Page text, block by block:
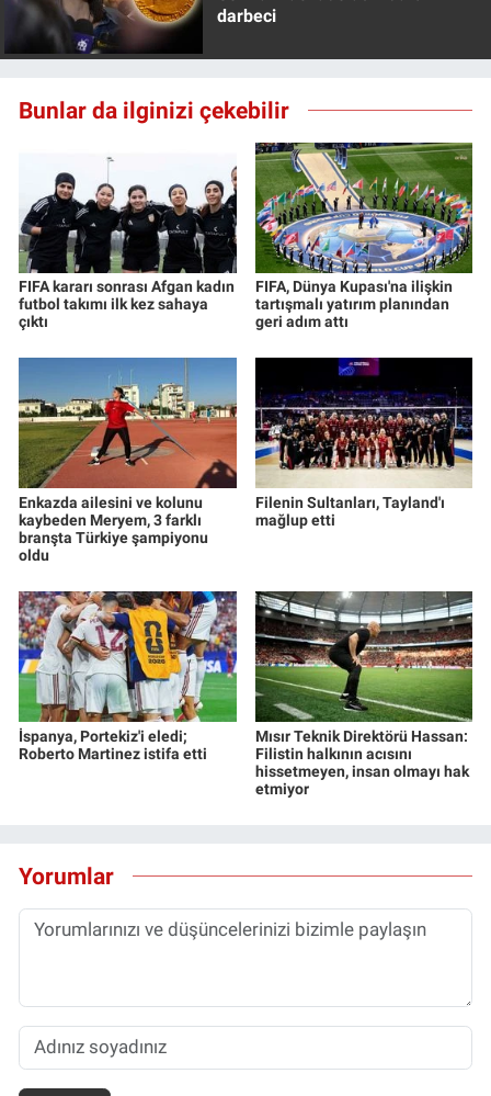
darbeci
Bunlar da ilginizi çekebilir
FIFA kararı sonrası Afgan kadın
futbol takımı ilk kez sahaya
çıktı
FIFA, Dünya Kupası'na ilişkin
tartışmalı yatırım planından
geri adım attı
Enkazda ailesini ve kolunu
kaybeden Meryem, 3 farklı
branşta Türkiye şampiyonu
oldu
Filenin Sultanları, Tayland'ı
mağlup etti
İspanya, Portekiz'i eledi;
Roberto Martinez istifa etti
Mısır Teknik Direktörü Hassan:
Filistin halkının acısını
hissetmeyen, insan olmayı hak
etmiyor
Yorumlar